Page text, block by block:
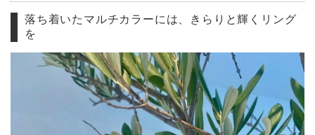
落ち着いたマルチカラーには、きらりと輝くリング
を